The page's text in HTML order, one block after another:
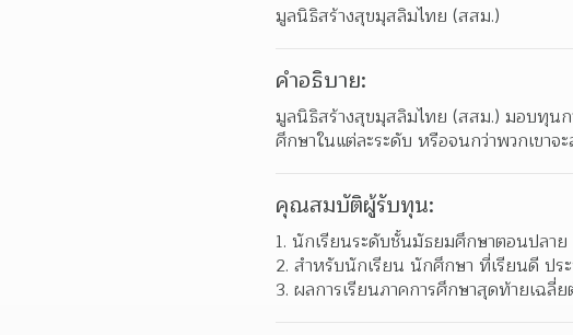
มูลนิธิสร้างสุขมุสลิมไทย (สสม.)
คำอธิบาย:
มูลนิธิสร้างสุขมุสลิมไทย (สสม.) มอบทุน
ศึกษาในแต่ละระดับ หรือจนกว่าพวกเขาจ
คุณสมบัติผู้รับทุน:
นักเรียนระดับชั้นมัธยมศึกษาตอนปลาย
สำหรับนักเรียน นักศึกษา ที่เรียนดี ป
ผลการเรียนภาคการศึกษาสุดท้ายเฉลี่ย